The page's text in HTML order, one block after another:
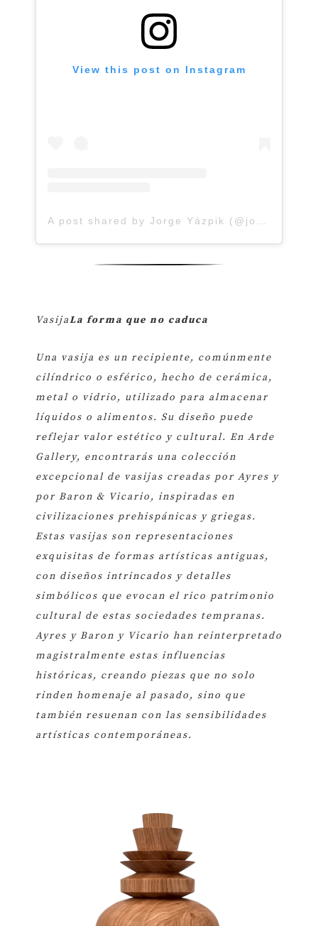
View this post on Instagram
VasijaLa forma que no caduca
Una vasija es un recipiente, comúnmente
cilíndrico o esférico, hecho de cerámica,
metal o vidrio, utilizado para almacenar
líquidos o alimentos. Su diseño puede
reflejar valor estético y cultural. En Arde
Gallery, encontrarás una colección
excepcional de vasijas creadas por Ayres y
por Baron & Vicario, inspiradas en
civilizaciones prehispánicas y griegas.
Estas vasijas son representaciones
exquisitas de formas artísticas antiguas,
con diseños intrincados y detalles
simbólicos que evocan el rico patrimonio
cultural de estas sociedades tempranas.
Ayres y Baron y Vicario han reinterpretado
magistralmente estas influencias
históricas, creando piezas que no solo
rinden homenaje al pasado, sino que
también resuenan con las sensibilidades
artísticas contemporáneas.